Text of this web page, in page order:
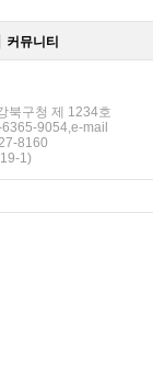
커뮤니티
북구청 제 1234호
9054,e-mail
8160
1)